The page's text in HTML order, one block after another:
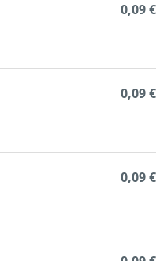
0,09 €
0,09 €
0,09 €